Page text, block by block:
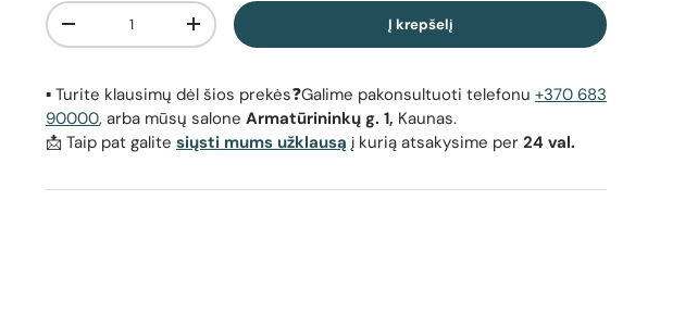
Kiekis
Sumažinti kiekį
Padidinti kiekį Į krepšelį
▪️ Turite klausimų dėl šios prekės❓Galime pakonsultuoti telefonu +370 683
90000, arba mūsų salone Armatūrininkų g. 1, Kaunas.
📩 Taip pat galite siųsti mums užklausą į kurią atsakysime per 24 val.